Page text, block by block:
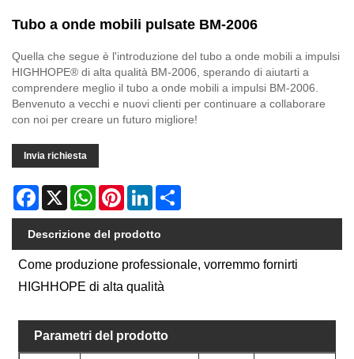
Tubo a onde mobili pulsate BM-2006
Quella che segue è l'introduzione del tubo a onde mobili a impulsi
HIGHHOPE® di alta qualità BM-2006, sperando di aiutarti a
comprendere meglio il tubo a onde mobili a impulsi BM-2006.
Benvenuto a vecchi e nuovi clienti per continuare a collaborare
con noi per creare un futuro migliore!
Invia richiesta
Facebook
X WhatsAppPinterestLinkedIn
Descrizione del prodotto
Come produzione professionale, vorremmo fornirti
HIGHHOPE di alta qualità
Parametri del prodotto